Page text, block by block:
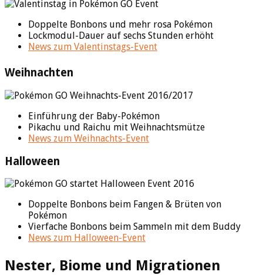
Doppelte Bonbons und mehr rosa Pokémon
Lockmodul-Dauer auf sechs Stunden erhöht
News zum Valentinstags-Event
Weihnachten
Einführung der Baby-Pokémon
Pikachu und Raichu mit Weihnachtsmütze
News zum Weihnachts-Event
Halloween
Doppelte Bonbons beim Fangen & Brüten von
Pokémon
Vierfache Bonbons beim Sammeln mit dem Buddy
News zum Halloween-Event
Nester, Biome und Migrationen